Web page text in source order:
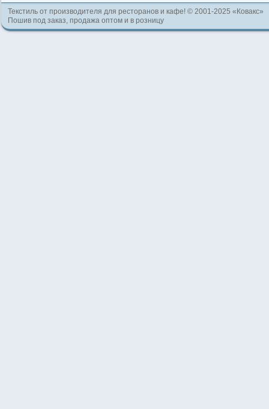
Текстиль от производителя для ресторанов и кафе! © 2001-2025 «Ковакс»
Пошив под заказ, продажа оптом и в розницу